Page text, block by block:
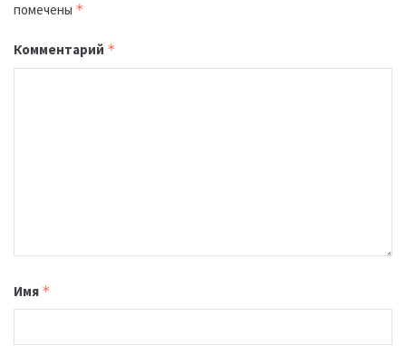
помечены *
Комментарий *
Имя *